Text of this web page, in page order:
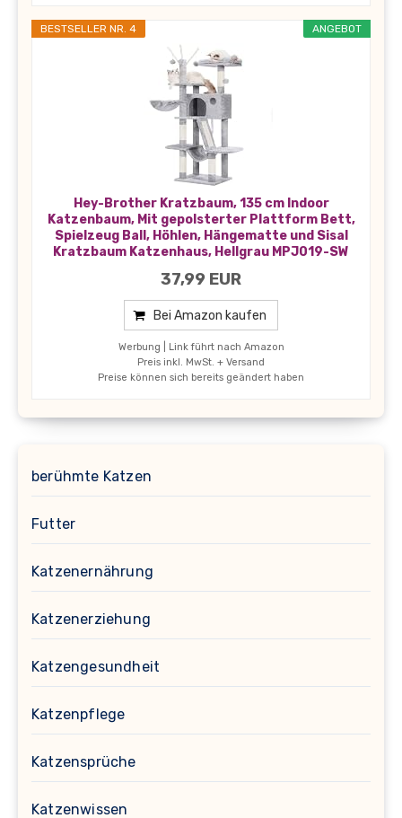
ANGEBOT
BESTSELLER NR. 4
Hey-Brother Kratzbaum, 135 cm Indoor
Katzenbaum, Mit gepolsterter Plattform Bett,
Spielzeug Ball, Höhlen, Hängematte und Sisal
Kratzbaum Katzenhaus, Hellgrau MPJ019-SW
37,99 EUR
Bei Amazon kaufen
Werbung | Link führt nach Amazon
Preis inkl. MwSt. + Versand
Preise können sich bereits geändert haben
berühmte Katzen
Futter
Katzenernährung
Katzenerziehung
Katzengesundheit
Katzenpflege
Katzensprüche
Katzenwissen